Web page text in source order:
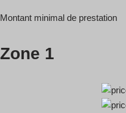
Montant minimal de prestation
Zone 1